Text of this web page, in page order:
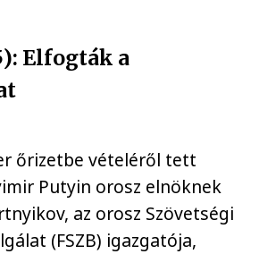
Elfogták a
őrizetbe vételéről tett
Putyin orosz elnöknek
az orosz Szövetségi
(FSZB) igazgatója,